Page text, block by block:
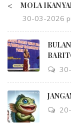
< MOLA IKAN
30-03-2026